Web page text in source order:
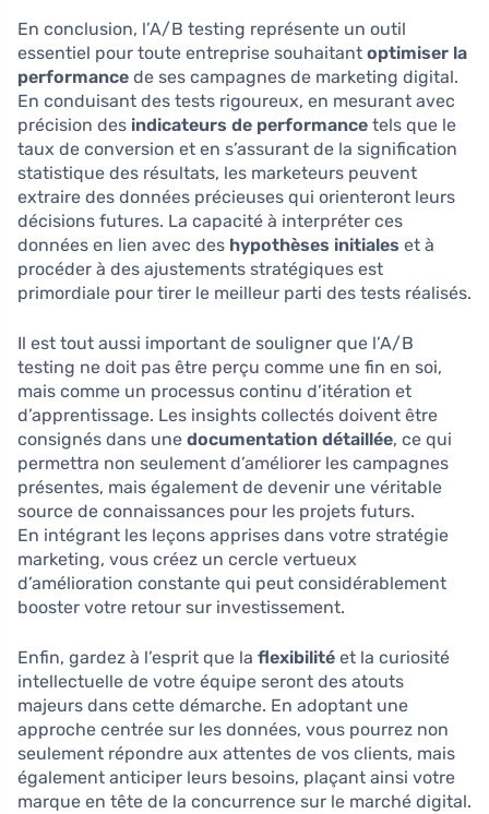
En conclusion, l’A/B testing représente un outil
essentiel pour toute entreprise souhaitant optimiser la
performance de ses campagnes de marketing digital.
En conduisant des tests rigoureux, en mesurant avec
précision des indicateurs de performance tels que le
taux de conversion et en s’assurant de la signification
statistique des résultats, les marketeurs peuvent
extraire des données précieuses qui orienteront leurs
décisions futures. La capacité à interpréter ces
données en lien avec des hypothèses initiales et à
procéder à des ajustements stratégiques est
primordiale pour tirer le meilleur parti des tests réalisés.
Il est tout aussi important de souligner que l’A/B
testing ne doit pas être perçu comme une fin en soi,
mais comme un processus continu d’itération et
d’apprentissage. Les insights collectés doivent être
consignés dans une documentation détaillée, ce qui
permettra non seulement d’améliorer les campagnes
présentes, mais également de devenir une véritable
source de connaissances pour les projets futurs.
En intégrant les leçons apprises dans votre stratégie
marketing, vous créez un cercle vertueux
d’amélioration constante qui peut considérablement
booster votre retour sur investissement.
Enfin, gardez à l’esprit que la flexibilité et la curiosité
intellectuelle de votre équipe seront des atouts
majeurs dans cette démarche. En adoptant une
approche centrée sur les données, vous pourrez non
seulement répondre aux attentes de vos clients, mais
également anticiper leurs besoins, plaçant ainsi votre
marque en tête de la concurrence sur le marché digital.